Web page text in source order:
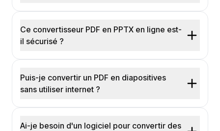
Ce convertisseur PDF en PPTX en ligne est-
il sécurisé ?
Puis-je convertir un PDF en diapositives
sans utiliser internet ?
Ai-je besoin d'un logiciel pour convertir des